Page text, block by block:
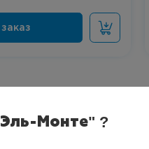
Эль-Монте" ?